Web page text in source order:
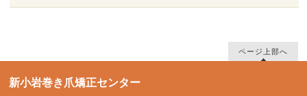
ページ上部へ
新小岩巻き爪矯正センター